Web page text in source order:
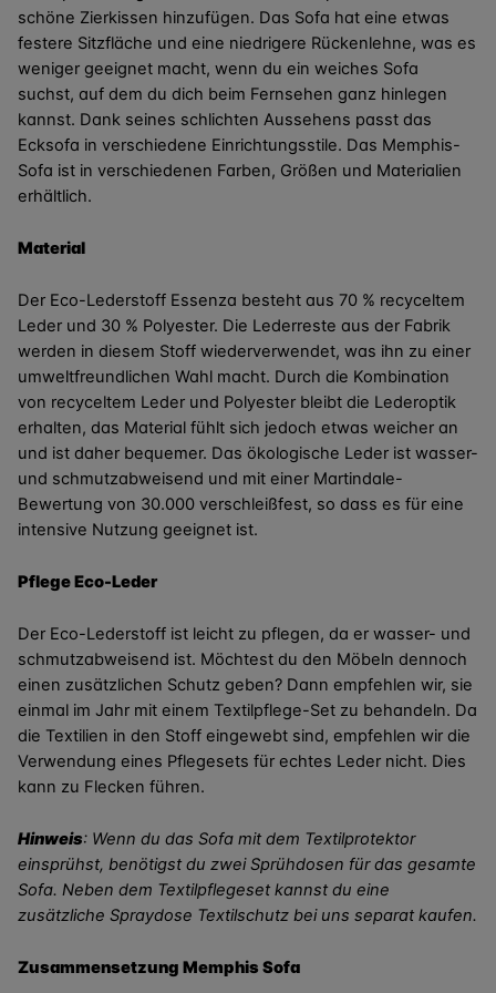
schöne Zierkissen hinzufügen. Das Sofa hat eine etwas
festere Sitzfläche und eine niedrigere Rückenlehne, was es
weniger geeignet macht, wenn du ein weiches Sofa
suchst, auf dem du dich beim Fernsehen ganz hinlegen
kannst. Dank seines schlichten Aussehens passt das
Ecksofa in verschiedene Einrichtungsstile. Das Memphis-
Sofa ist in verschiedenen Farben, Größen und Materialien
erhältlich.
Material
Der Eco-Lederstoff Essenza besteht aus 70 % recyceltem
Leder und 30 % Polyester. Die Lederreste aus der Fabrik
werden in diesem Stoff wiederverwendet, was ihn zu einer
umweltfreundlichen Wahl macht. Durch die Kombination
von recyceltem Leder und Polyester bleibt die Lederoptik
erhalten, das Material fühlt sich jedoch etwas weicher an
und ist daher bequemer. Das ökologische Leder ist wasser-
und schmutzabweisend und mit einer Martindale-
Bewertung von 30.000 verschleißfest, so dass es für eine
intensive Nutzung geeignet ist.
Pflege Eco-Leder
Der Eco-Lederstoff ist leicht zu pflegen, da er wasser- und
schmutzabweisend ist. Möchtest du den Möbeln dennoch
einen zusätzlichen Schutz geben? Dann empfehlen wir, sie
einmal im Jahr mit einem Textilpflege-Set zu behandeln. Da
die Textilien in den Stoff eingewebt sind, empfehlen wir die
Verwendung eines Pflegesets für echtes Leder nicht. Dies
kann zu Flecken führen.
Hinweis: Wenn du das Sofa mit dem Textilprotektor
einsprühst, benötigst du zwei Sprühdosen für das gesamte
Sofa. Neben dem Textilpflegeset kannst du eine
zusätzliche Spraydose Textilschutz bei uns separat kaufen.
Zusammensetzung Memphis Sofa